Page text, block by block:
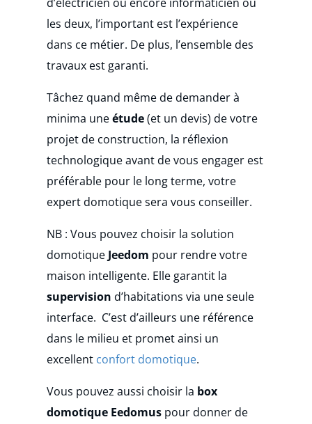
les deux, l’important est l’expérience
dans ce métier. De plus, l’ensemble des
travaux est garanti.
Tâchez quand même de demander à
minima uneétude(et un devis) de votre
projet de construction, la réflexion
technologique avant de vous engager est
préférable pour le long terme, votre
expert domotique sera vous conseiller.
NB : Vous pouvez choisir la solution
domotique Jeedom pour rendre votre
maison intelligente. Elle garantit la
supervision d’habitations via une seule
interface. C’est d’ailleurs une référence
dans le milieu et promet ainsi un
excellent confort domotique.
Vous pouvez aussi choisir la box
domotique Eedomus pour donner de